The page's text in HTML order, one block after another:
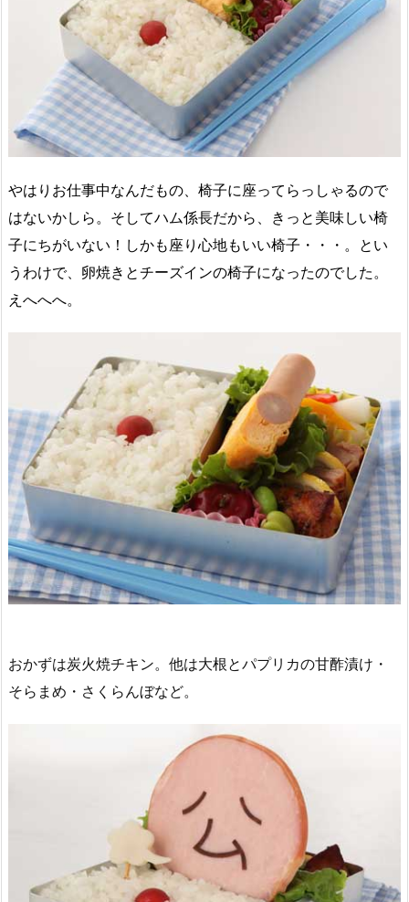
やはりお仕事中なんだもの、椅子に座ってらっしゃるので
はないかしら。そしてハム係長だから、きっと美味しい椅
子にちがいない！しかも座り心地もいい椅子・・・。とい
うわけで、卵焼きとチーズインの椅子になったのでした。
えへへへ。
おかずは炭火焼チキン。他は大根とパプリカの甘酢漬け・
そらまめ・さくらんぼなど。